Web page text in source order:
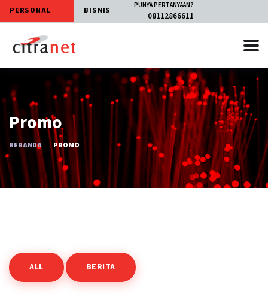
PERSONAL BISNIS PUNYA PERTANYAAN?
08112866611
Promo
BERANDA PROMO
ALL BERITA